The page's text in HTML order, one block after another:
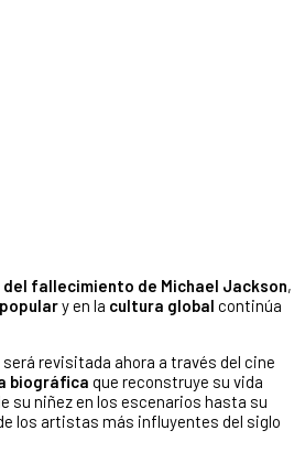
fallecimiento de Michael Jackson,
y en la cultura global continúa
será revisitada ahora a través del cine
biográfica que reconstruye su vida
su niñez en los escenarios hasta su
los artistas más influyentes del siglo